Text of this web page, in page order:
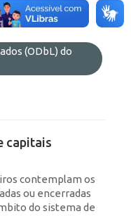
BCB/Dstat
(ODbL) do
capitais
contemplam os
ou encerradas
do sistema de